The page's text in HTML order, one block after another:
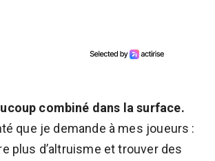
combiné dans la surface.
que je demande à mes joueurs :
plus d’altruisme et trouver des